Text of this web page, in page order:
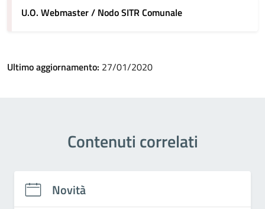
U.O. Webmaster / Nodo SITR Comunale
Ultimo aggiornamento: 27/01/2020
Contenuti correlati
Novità